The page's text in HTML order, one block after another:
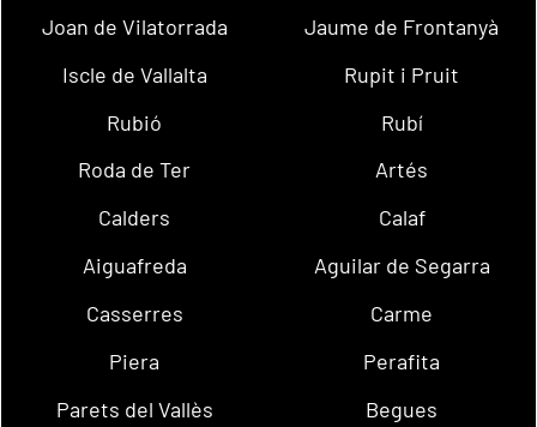
Joan de Vilatorrada
Jaume de Frontanyà
Iscle de Vallalta
Rupit i Pruit
Rubió
Rubí
Roda de Ter
Artés
Calders
Calaf
Aiguafreda
Aguilar de Segarra
Casserres
Carme
Piera
Perafita
Parets del Vallès
Begues